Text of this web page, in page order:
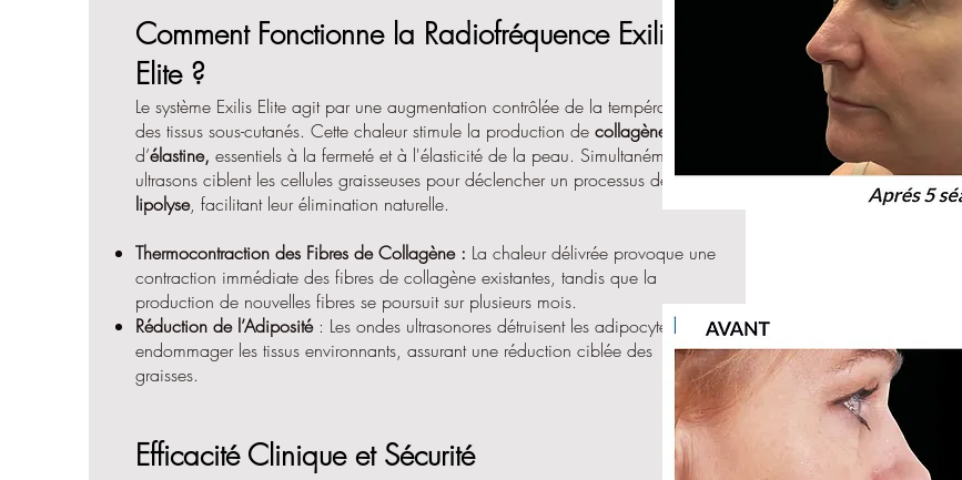
Comment Fonctionne la Radiofréquence Exilis
Elite ?
Le système Exilis Elite agit par une augmentation contrôlée de la température
des tissus sous-cutanés. Cette chaleur stimule la production de collagène
d’élastine, essentiels à la fermeté et à l'élasticité de la peau. Simultanément, les
ultrasons ciblent les cellules graisseuses pour déclencher un processus de
lipolyse, facilitant leur élimination naturelle.
Thermocontraction des Fibres de Collagène : La chaleur délivrée provoque une
contraction immédiate des fibres de collagène existantes, tandis que la
production de nouvelles fibres se poursuit sur plusieurs mois.
Réduction de l’Adiposité : Les ondes ultrasonores détruisent les adipocytes sans
endommager les tissus environnants, assurant une réduction ciblée des
graisses.
Efficacité Clinique et Sécurité